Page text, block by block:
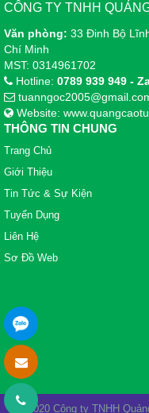
CÔNG TY TNHH
Văn phòng: 33 Đinh Bộ
Chí Minh
MST: 0314961702
Hotline: 0789 939 949 -
Website:
THÔNG TIN CHUNG
Trang Chủ
Giới Thiệu
Tin Tức & Sự Kiện
Tuyển Dụng
Liên Hệ
Sơ Đồ Web
© 2020 Công ty TNHH